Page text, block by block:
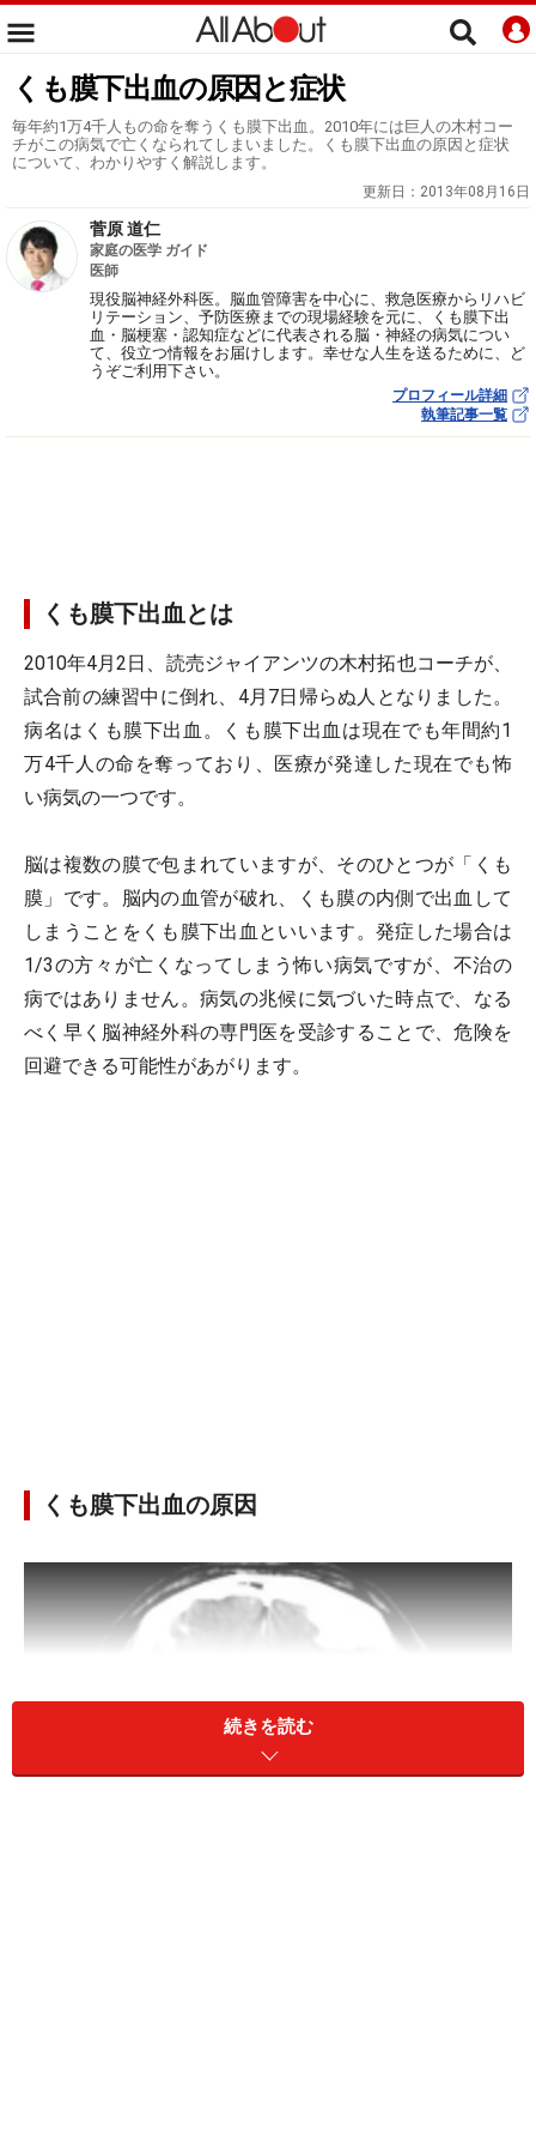
くも膜下出血の原因と症状
毎年約1万4千人もの命を奪うくも膜下出血。2010年には巨人の木村コー
チがこの病気で亡くなられてしまいました。くも膜下出血の原因と症状
について、わかりやすく解説します。
更新日： 2013年08月16日
菅原 道仁
家庭の医学 ガイド
医師
現役脳神経外科医。脳血管障害を中心に、救急医療からリハビ
リテーション、予防医療までの現場経験を元に、くも膜下出
血・脳梗塞・認知症などに代表される脳・神経の病気につい
て、役立つ情報をお届けします。幸せな人生を送るために、ど
うぞご利用下さい。
プロフィール詳細
執筆記事一覧
くも膜下出血とは
2010年4月2日、読売ジャイアンツの木村拓也コーチが、
試合前の練習中に倒れ、4月7日帰らぬ人となりました。
病名はくも膜下出血。くも膜下出血は現在でも年間約1
万4千人の命を奪っており、医療が発達した現在でも怖
い病気の一つです。
脳は複数の膜で包まれていますが、そのひとつが「くも
膜」です。脳内の血管が破れ、くも膜の内側で出血して
しまうことをくも膜下出血といいます。発症した場合は
1/3の方々が亡くなってしまう怖い病気ですが、不治の
病ではありません。病気の兆候に気づいた時点で、なる
べく早く脳神経外科の専門医を受診することで、危険を
回避できる可能性があがります。
くも膜下出血の原因
続きを読む